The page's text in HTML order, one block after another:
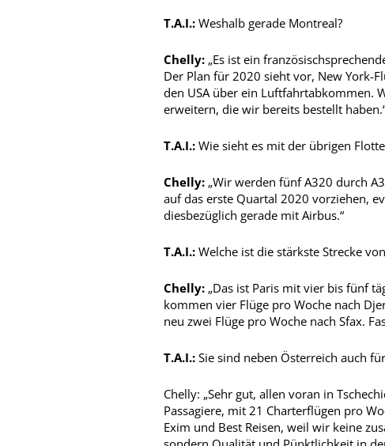
T.A.I.:Weshalb gerade Mon­treal?
Chelly:„Es ist ein
Der Plan für 2020 sieht vor, New York-
den USA über ein Luftfahrtabkommen.
erweitern, die wir bereits bestellt
T.A.I.:Wie sieht es mit der übrigen Flotte
Chelly:„Wir werden fünf A320 durch
auf das erste Quartal 2020 vorziehen,
diesbezüglich gerade mit Airbus.“
T.A.I.:Welche ist die stärkste Strecke
Chelly:„Das ist Paris mit vier bis fünf
kommen vier Flüge pro Woche nach
neu zwei Flüge pro Woche nach Sfax.
T.A.I.:Sie sind neben Österreich auch
Chelly: „Sehr gut, allen voran in
Passagiere, mit 21 Charterflügen pro
Exim und Best Reisen, weil wir keine